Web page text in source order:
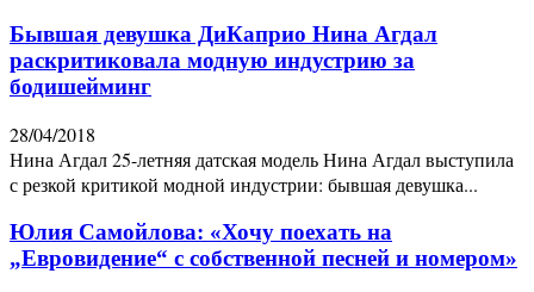
Бывшая девушка ДиКаприо Нина Агдал
раскритиковала модную индустрию за
бодишейминг
28/04/2018
Нина Агдал 25-летняя датская модель Нина Агдал выступила
с резкой критикой модной индустрии: бывшая девушка...
Юлия Самойлова: «Хочу поехать на
„Евровидение“ с собственной песней и номером»